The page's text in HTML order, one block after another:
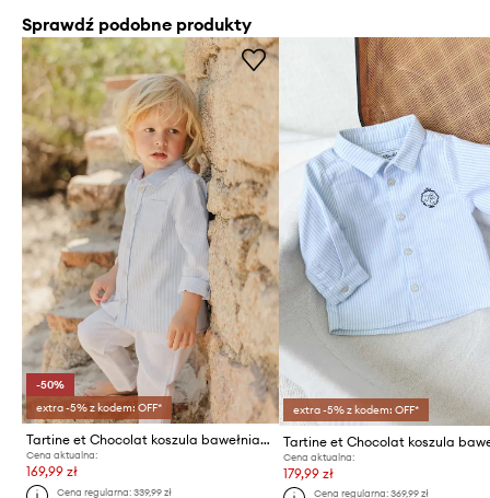
Sprawdź podobne produkty
-50%
extra -5% z kodem: OFF*
Tartine et Chocolat koszula bawełniana niemowlęca
Cena aktualna:
169,99 zł
Cena regularna:339,99 zł
extra -5% z kodem: OFF*
Cena aktualna:
179,99 zł
Cena regularna: 369,99 zł